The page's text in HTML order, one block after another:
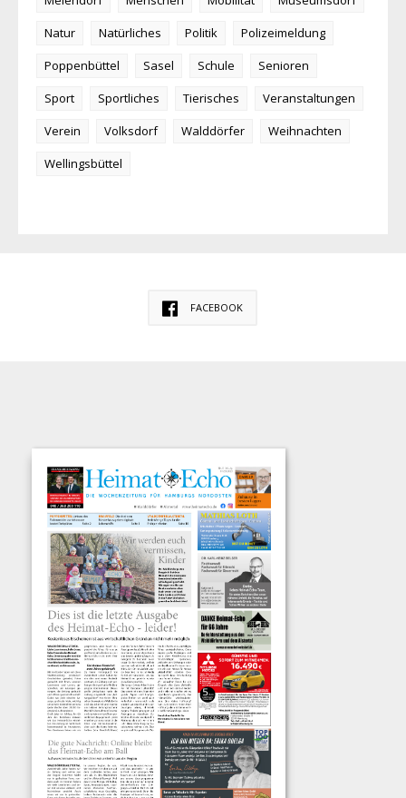
Natur
Natürliches Politik
Polizeimeldung
Poppenbüttel
Sasel Schule
Senioren
Sport
Sportliches Tierisches
Veranstaltungen
Verein
Volksdorf Walddörfer
Weihnachten
Wellingsbüttel
FACEBOOK